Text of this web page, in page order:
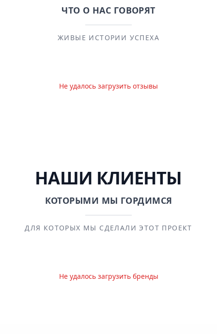
ЧТО О НАС ГОВОРЯТ
ЖИВЫЕ ИСТОРИИ УСПЕХА
Не удалось загрузить отзывы
НАШИ КЛИЕНТЫ
КОТОРЫМИ МЫ ГОРДИМСЯ
ДЛЯ КОТОРЫХ МЫ СДЕЛАЛИ ЭТОТ ПРОЕКТ
Не удалось загрузить бренды